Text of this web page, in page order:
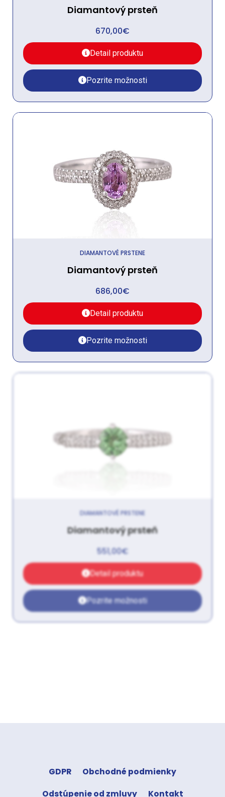
Diamantový prsteň
670,00€
Detail produktu
Pozrite možnosti
DIAMANTOVÉ PRSTENE
Diamantový prsteň
686,00€
Detail produktu
Pozrite možnosti
DIAMANTOVÉ PRSTENE
Diamantový prsteň
551,00€
Detail produktu
Pozrite možnosti
GDPR Obchodné podmienky
Odstúpenie od zmluvy Kontakt